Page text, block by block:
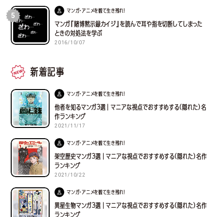
5
マンガ・アニメを観て生き残れ！
マンガ『賭博黙示録カイジ』を読んで耳や指を切断してしまった
ときの対処法を学ぶ
2016/10/07
新着記事
マンガ・アニメを観て生き残れ！
他者を知るマンガ３選｜マニアな視点でおすすめする(隠れた)名
作ランキング
2021/11/17
マンガ・アニメを観て生き残れ！
架空歴史マンガ３選｜マニアな視点でおすすめする(隠れた)名作
ランキング
2021/10/22
マンガ・アニメを観て生き残れ！
異星生物マンガ３選｜マニアな視点でおすすめする(隠れた)名作
ランキング